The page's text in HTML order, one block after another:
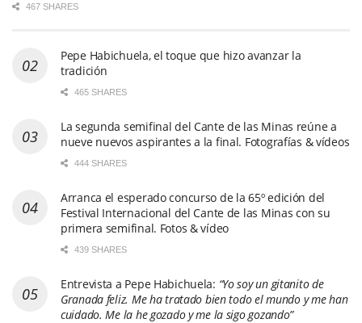
467 SHARES
Pepe Habichuela, el toque que hizo avanzar la
tradición
465 SHARES
La segunda semifinal del Cante de las Minas reúne a
nueve nuevos aspirantes a la final. Fotografías & vídeos
444 SHARES
Arranca el esperado concurso de la 65º edición del
Festival Internacional del Cante de las Minas con su
primera semifinal. Fotos & vídeo
439 SHARES
Entrevista a Pepe Habichuela: “Yo soy un gitanito de
Granada feliz. Me ha tratado bien todo el mundo y me han
cuidado. Me la he gozado y me la sigo gozando”